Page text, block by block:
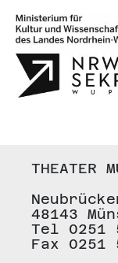
THEATER
48143
Tel 0251
Fax 0251